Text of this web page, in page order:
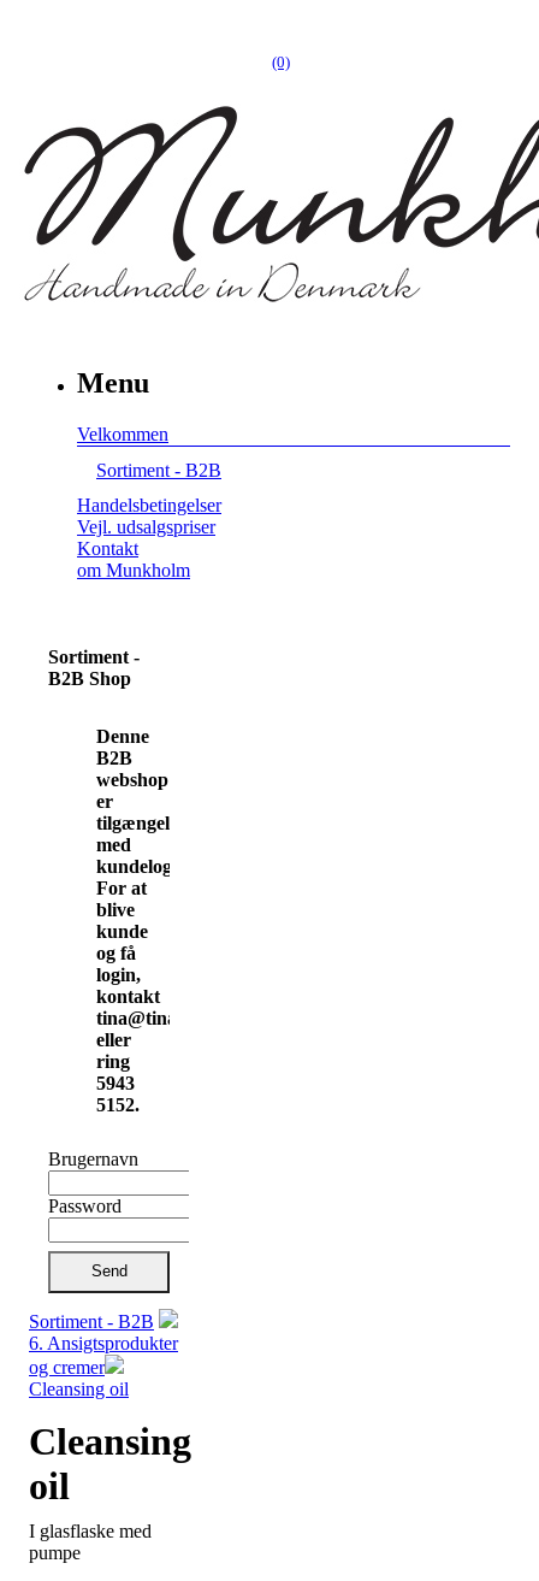
(0)
Menu
Velkommen
Sortiment - B2B
Handelsbetingelser
Vejl. udsalgspriser
Kontakt
om Munkholm
Sortiment -
B2B Shop
Denne
B2B
webshop
er
tilgængelig
med
kundelogin.
For at
blive
kunde
og få
login,
kontakt
tina@tinamunkholm.dk
eller
ring
5943
5152.
Brugernavn
Password
Send
Sortiment - B2B
6. Ansigtsprodukter
og cremer
Cleansing oil
Cleansing
oil
I glasflaske med
pumpe